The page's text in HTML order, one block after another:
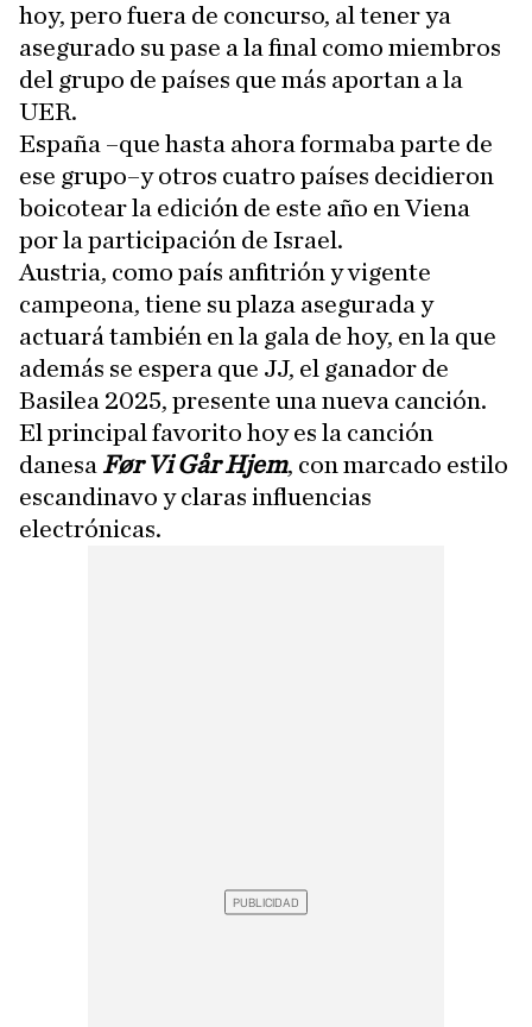
hoy, pero fuera de concurso, al tener ya
asegurado su pase a la final como miembros
del grupo de países que más aportan a la
UER.
España –que hasta ahora formaba parte de
ese grupo–y otros cuatro países decidieron
boicotear la edición de este año en Viena
por la participación de Israel.
Austria, como país anfitrión y vigente
campeona, tiene su plaza asegurada y
actuará también en la gala de hoy, en la que
además se espera que JJ, el ganador de
Basilea 2025, presente una nueva canción.
El principal favorito hoy es la canción
danesa Før Vi Går Hjem, con marcado estilo
escandinavo y claras influencias
electrónicas.